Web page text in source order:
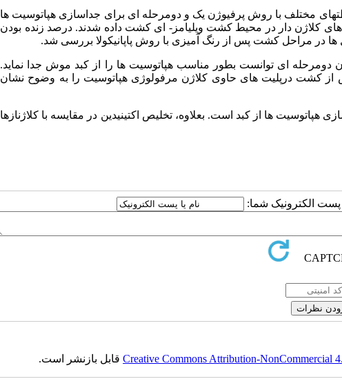
مختلف با روش پرفیوژن یک و دومرحله ای برای جداسازی هپاتوسیت ها
کلاژن دار در محیط کشت ویلیامز- ای کشت داده شدند. درصد زنده بودن
ها در مراحل کشت پس از رنگ آمیزی با روش پاپانیکولا بررسی شد.
در روش پرفیوژن دومرحله ای توانست بطور مناسب هپاتوسیت ها را از کبد موش جدا نماید.
شد. سلول ها پس از کشت درپلیت های حاوی کلاژن مرفولوژی هپاتوسیت را به وضوح نشان
هپاتوسیت ها از کبد است. بعلاوه، تخلیص اکتینیدین در مقایسه با کلاژنازها
پست الکترونیک شما:
Creative Commons Attribution-NonCommercialقابل بازنشر است.